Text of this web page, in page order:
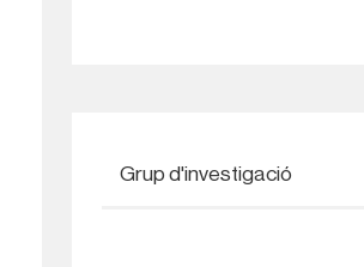
Grup d'investigació